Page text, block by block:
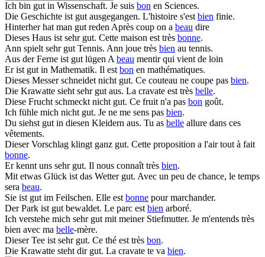
Ich bin gutin Wissenschaft. Je suis bon en Sciences.
Die Geschichte ist gutausgegangen. L'histoire s'estbien finie.
Hinterher hat man gutredenAprès coup on a beau dire
Dieses Haus ist sehr gut. Cette maison est très bonne.
Ann spielt sehr gutTennis. Ann joue très bien au tennis.
Aus der Ferne ist gutlügenAbeau mentir qui vient de loin
Er ist gutin Mathematik. Il estbon en mathématiques.
Dieses Messer schneidet nicht gut. Ce couteau ne coupe pas bien.
Die Krawatte sieht sehr gutaus. La cravate est très belle.
Diese Frucht schmeckt nicht gut. Ce fruit n'a pas bon goût.
Ich fühle mich nicht gut. Je ne me sens pas bien.
Du siehst gutin diesen Kleidern aus. Tu as belle allure dans ces
vêtements.
Dieser Vorschlag klingt ganz gut. Cette proposition a l'air tout à fait
bonne.
Er kennt uns sehr gut. Il nous connaît très bien.
Mit etwas Glück ist das Wetter gut. Avec un peu de chance, le temps
sera beau.
Sie ist gutim Feilschen. Elle estbonne pour marchander.
Der Park ist gutbewaldet. Le parc estbien arboré.
Ich verstehe mich sehr gutmit meiner Stiefmutter. Je m'entends très
bien avec ma belle-mère.
Dieser Tee ist sehr gut. Ce thé est très bon.
Die Krawatte steht dir gut. La cravate te va bien.